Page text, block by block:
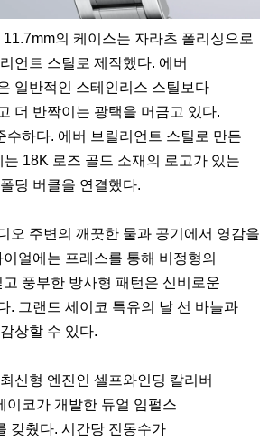
의 케이스는 자라츠 폴리싱으로
언트 스틸로 제작했다. 에버
일반적인 스테인리스 스틸보다
더 반짝이는 광택을 머금고 있다.
수하다. 에버 브릴리언트 스틸로 만든
18K 로즈 골드 소재의 로고가 있는
딩 버클을 연결했다.
오 주변의 깨끗한 물과 공기에서 영감을
얼에는 프레스를 통해 비정형의
풍부한 방사형 패턴은 신비로운
. 그랜드 세이코 특유의 날 선 바늘과
상할 수 있다.
신형 엔진인 셀프와인딩 칼리버
이코가 개발한 듀얼 임펄스
갖췄다. 시간당 진동수가